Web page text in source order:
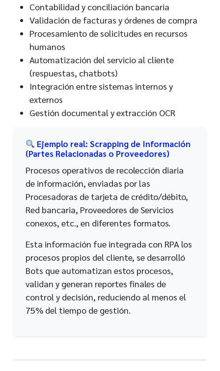
Contabilidad y conciliación bancaria
Validación de facturas y órdenes de compra
Procesamiento de solicitudes en recursos
humanos
Automatización del servicio al cliente
(respuestas, chatbots)
Integración entre sistemas internos y
externos
Gestión documental y extracción OCR
Ejemplo real: Scrapping de Información
(Partes Relacionadas o Proveedores)
Procesos operativos de recolección diaria
de información, enviadas por las
Procesadoras de tarjeta de crédito/débito,
Red bancaria, Proveedores de Servicios
conexos, etc., en diferentes formatos.
Esta información fue integrada con RPA los
procesos propios del cliente, se desarrolló
Bots que automatizan estos procesos,
validan y generan reportes finales de
control y decisión, reduciendo al menos el
75% del tiempo de gestión.